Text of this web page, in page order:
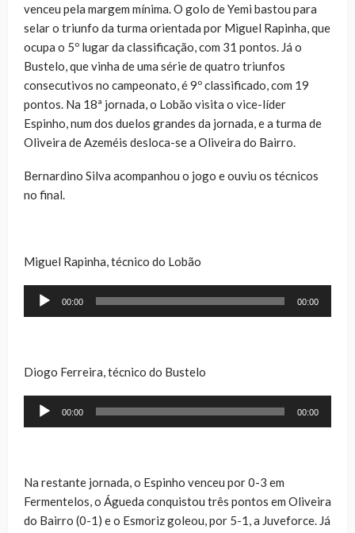
venceu pela margem mínima. O golo de Yemi bastou para
selar o triunfo da turma orientada por Miguel Rapinha, que
ocupa o 5º lugar da classificação, com 31 pontos. Já o
Bustelo, que vinha de uma série de quatro triunfos
consecutivos no campeonato, é 9º classificado, com 19
pontos. Na 18ª jornada, o Lobão visita o vice-líder
Espinho, num dos duelos grandes da jornada, e a turma de
Oliveira de Azeméis desloca-se a Oliveira do Bairro.
Bernardino Silva acompanhou o jogo e ouviu os técnicos
no final.
Miguel Rapinha, técnico do Lobão
Reprodutor
00:00 00:00
Diogo Ferreira, técnico do Bustelo
Reprodutor
00:00 00:00
Na restante jornada, o Espinho venceu por 0-3 em
Fermentelos, o Águeda conquistou três pontos em Oliveira
do Bairro (0-1) e o Esmoriz goleou, por 5-1, a Juveforce. Já